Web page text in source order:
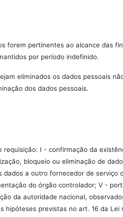
forem pertinentes ao alcance das
por período indefinido.
eliminados os dados pessoais
dos dados pessoais.
I - confirmação da
bloqueio ou eliminação de
a outro fornecedor de serviço
do órgão controlador; V -
da autoridade nacional,
previstas no art. 16 da Lei